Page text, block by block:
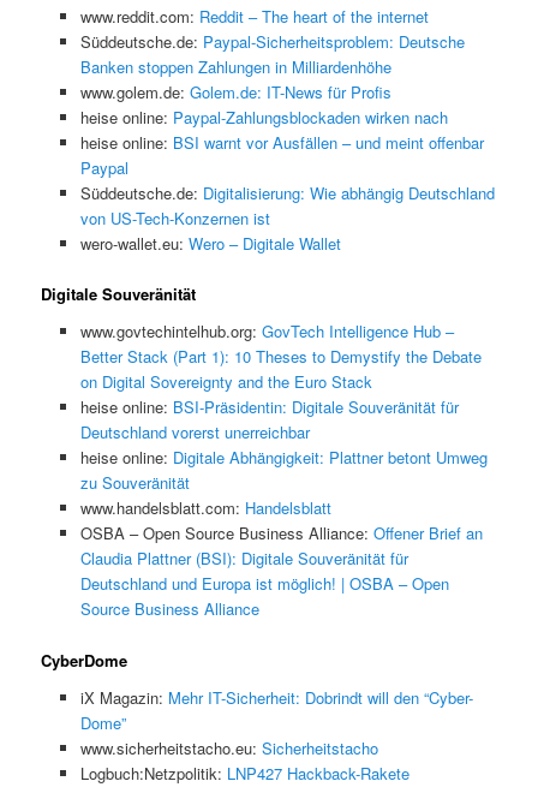
www.reddit.com: Reddit – The heart of the internet
Süddeutsche.de: Paypal-Sicherheitsproblem: Deutsche
Banken stoppen Zahlungen in Milliardenhöhe
www.golem.de: Golem.de: IT-News für Profis
heise online: Paypal-Zahlungsblockaden wirken nach
heise online: BSI warnt vor Ausfällen – und meint offenbar
Paypal
Süddeutsche.de: Digitalisierung: Wie abhängig Deutschland
von US-Tech-Konzernen ist
wero-wallet.eu: Wero – Digitale Wallet
Digitale Souveränität
www.govtechintelhub.org: GovTech Intelligence Hub –
Better Stack (Part 1): 10 Theses to Demystify the Debate
on Digital Sovereignty and the Euro Stack
heise online: BSI-Präsidentin: Digitale Souveränität für
Deutschland vorerst unerreichbar
heise online: Digitale Abhängigkeit: Plattner betont Umweg
zu Souveränität
www.handelsblatt.com: Handelsblatt
OSBA – Open Source Business Alliance: Offener Brief an
Claudia Plattner (BSI): Digitale Souveränität für
Deutschland und Europa ist möglich! | OSBA – Open
Source Business Alliance
CyberDome
iX Magazin: Mehr IT-Sicherheit: Dobrindt will den “Cyber-
Dome”
www.sicherheitstacho.eu: Sicherheitstacho
Logbuch:Netzpolitik: LNP427 Hackback-Rakete